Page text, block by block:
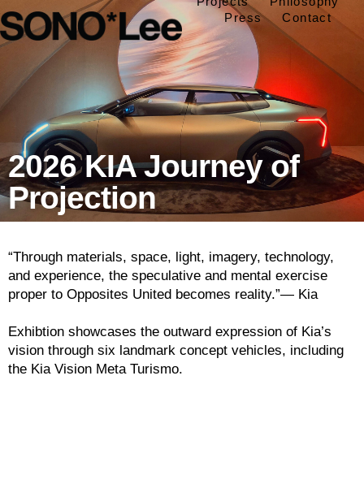
Press
Contact
2026 KIA Journey of
Projection
“Through materials, space, light, imagery, technology,
and experience, the speculative and mental exercise
proper to Opposites United becomes reality.”— Kia
Exhibtion showcases the outward expression of Kia’s
vision through six landmark concept vehicles, including
the Kia Vision Meta Turismo.